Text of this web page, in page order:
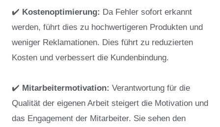
✔️ Kostenoptimierung: Da Fehler sofort erkannt
werden, führt dies zu hochwertigeren Produkten und
weniger Reklamationen. Dies führt zu reduzierten
Kosten und verbessert die Kundenbindung.
✔️ Mitarbeitermotivation: Verantwortung für die
Qualität der eigenen Arbeit steigert die Motivation und
das Engagement der Mitarbeiter. Sie sehen den